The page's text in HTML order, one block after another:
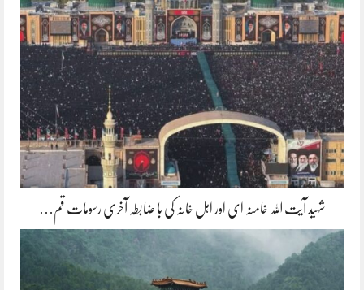
شہید آیت اللہ خامنہ ای اور اہل خانہ کی با ضابطہ آخری رسومات قم…